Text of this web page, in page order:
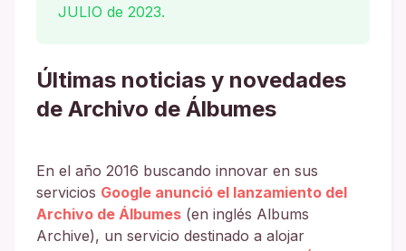
JULIO de 2023.
Últimas noticias y novedades
de Archivo de Álbumes
En el año 2016 buscando innovar en sus
servicios Google anunció el lanzamiento del
Archivo de Álbumes (en inglés Albums
Archive), un servicio destinado a alojar